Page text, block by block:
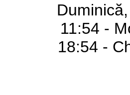
11:55 -
18:55 -